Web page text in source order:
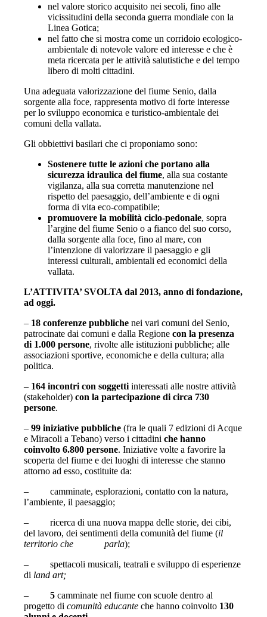
nel valore storico acquisito nei secoli, fino alle
vicissitudini della seconda guerra mondiale con la
Linea Gotica;
nel fatto che si mostra come un corridoio ecologico-
ambientale di notevole valore ed interesse e che è
meta ricercata per le attività salutistiche e del tempo
libero di molti cittadini.
Una adeguata valorizzazione del fiume Senio, dalla
sorgente alla foce, rappresenta motivo di forte interesse
per lo sviluppo economica e turistico-ambientale dei
comuni della vallata.
Gli obbiettivi basilari che ci proponiamo sono:
Sostenere tutte le azioni che portano alla
sicurezza idraulica del fiume, alla sua costante
vigilanza, alla sua corretta manutenzione nel
rispetto del paesaggio, dell’ambiente e di ogni
forma di vita eco-compatibile;
promuovere la mobilità ciclo-pedonale, sopra
l’argine del fiume Senio o a fianco del suo corso,
dalla sorgente alla foce, fino al mare, con
l’intenzione di valorizzare il paesaggio e gli
interessi culturali, ambientali ed economici della
vallata.
L’ATTIVITA’ SVOLTA dal 2013, anno di fondazione,
ad oggi.
– 18 conferenze pubbliche nei vari comuni del Senio,
patrocinate dai comuni e dalla Regionecon la presenza
di 1.000 persone, rivolte alle istituzioni pubbliche; alle
associazioni sportive, economiche e della cultura; alla
politica.
– 164 incontri con soggetti interessati alle nostre attività
(stakeholder)con la partecipazione di circa 730
persone.
–99 iniziative pubbliche (fra le quali 7 edizioni di Acque
e Miracoli a Tebano) verso i cittadiniche hanno
coinvolto 6.800 persone. Iniziative volte a favorire la
scoperta del fiume e dei luoghi di interesse che stanno
attorno ad esso, costituite da:
– camminate, esplorazioni, contatto con la natura,
l’ambiente, il paesaggio;
– ricerca di una nuova mappa delle storie, dei cibi,
del lavoro, dei sentimenti della comunità del fiume (il
territorio che parla);
– spettacoli musicali, teatrali e sviluppo di esperienze
di land art;
–5camminate nel fiume con scuole dentro al
progetto dicomunità educante che hanno coinvolto 130